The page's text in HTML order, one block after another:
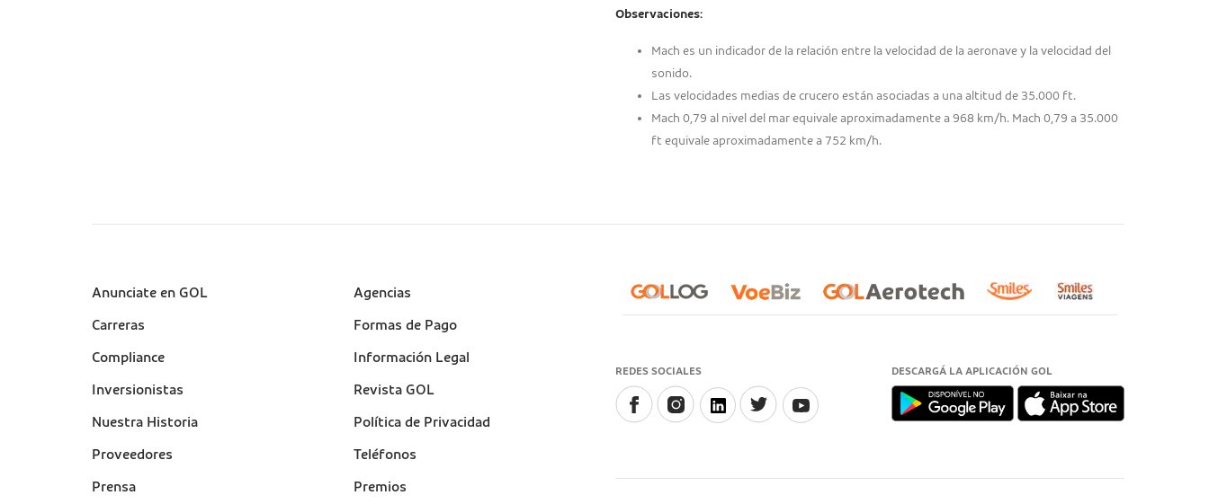
Observaciones:
Mach es un indicador de la relación entre la velocidad de la aeronave y la velocidad del
sonido.
Las velocidades medias de crucero están asociadas a una altitud de 35.000 ft.
Mach 0,79 al nivel del mar equivale aproximadamente a 968 km/h. Mach 0,79 a 35.000
ft equivale aproximadamente a 752 km/h.
Sobre a Gol (footer)
Anunciate en GOL
Carreras
Compliance
Inversionistas
Nuestra Historia
Proveedores
Prensa
Suporte
Agencias
Formas de Pago
Información Legal
Revista GOL
Política de Privacidad
Teléfonos
Premios
REDES SOCIALES DESCARGÁ LA APLICACIÓN GOL